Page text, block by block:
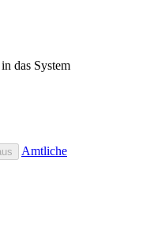
das System
Amtliche